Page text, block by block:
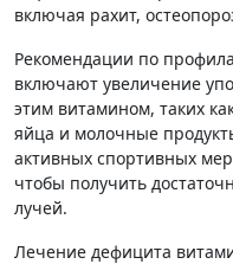
включая рахит,
Рекомендации по
включают увеличение
этим витамином, таких
яйца и молочные
активных спортивных
чтобы получить
лучей.
Лечение дефицита